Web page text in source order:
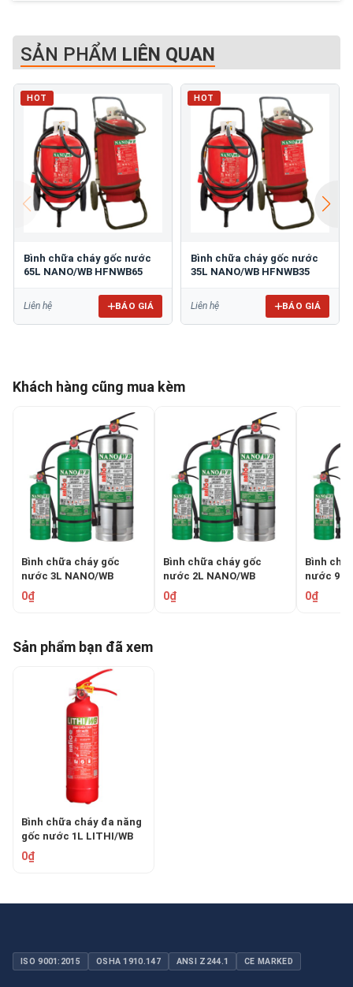
SẢN PHẨM LIÊN QUAN
HOT
Bình chữa cháy gốc nước
65L NANO/WB HFNWB65
Liên hệ BÁO GIÁ
HOT
Bình chữa cháy gốc nước
35L NANO/WB HFNWB35
Liên hệ BÁO GIÁ
Khách hàng cũng mua kèm
Bình chữa cháy gốc
nước 3L NANO/WB
HFNWB3
0₫
Bình chữa cháy gốc
nước 2L NANO/WB
HFNWB2
0₫
Bình
nước 9L
HFNWB9
0₫
Sản phẩm bạn đã xem
Bình chữa cháy đa năng
gốc nước 1L LITHI/WB
HFLWB1
0₫
ISO 9001:2015 OSHA 1910.147 ANSI Z244.1 CE MARKED